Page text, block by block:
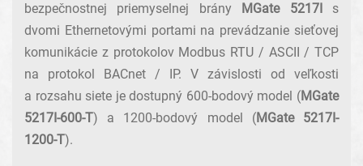
bezpečnostnej priemyselnej brány
MGate 5217I
s
dvomi Ethernetovými portami na prevádzanie sieťovej
komunikácie z protokolov Modbus RTU / ASCII / TCP
na protokol BACnet / IP. V závislosti od veľkosti
a rozsahu siete je dostupný 600-bodový model (MGate
5217I-600-T) a 1200-bodový model (MGate 5217I-
1200-T).